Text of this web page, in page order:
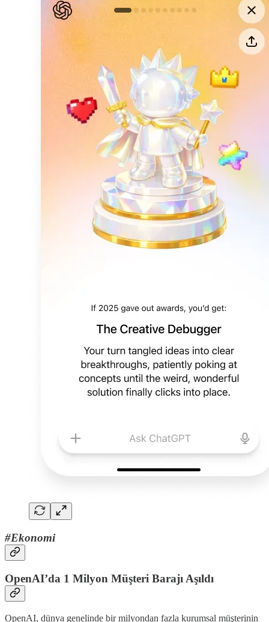
#Ekonomi
OpenAI’da 1 Milyon Müşteri Barajı Aşıldı
OpenAI, dünya genelinde bir milyondan fazla kurumsal müşterinin